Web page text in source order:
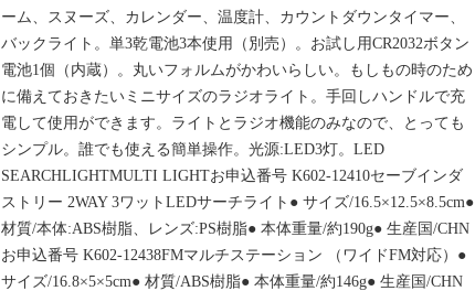
ーム、スヌーズ、カレンダー、温度計、カウントダウンタイマー、
バックライト。単3乾電池3本使用（別売）。お試し用CR2032ボタン
電池1個（内蔵）。丸いフォルムがかわいらしい。もしもの時のため
に備えておきたいミニサイズのラジオライト。手回しハンドルで充
電して使用ができます。ライトとラジオ機能のみなので、とっても
シンプル。誰でも使える簡単操作。光源:LED3灯。LED
SEARCHLIGHTMULTI LIGHTお申込番号 K602-12410セーブインダ
ストリー 2WAY 3ワットLEDサーチライト● サイズ/16.5×12.5×8.5cm●
材質/本体:ABS樹脂、レンズ:PS樹脂● 本体重量/約190g● 生産国/CHN
お申込番号 K602-12438FMマルチステーション （ワイドFM対応）●
サイズ/16.8×5×5cm● 材質/ABS樹脂● 本体重量/約146g● 生産国/CHN